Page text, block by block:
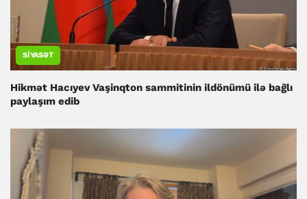
SIYASƏT
Hikmət Hacıyev Vaşinqton sammitinin ildönümü ilə bağlı
paylaşım edib